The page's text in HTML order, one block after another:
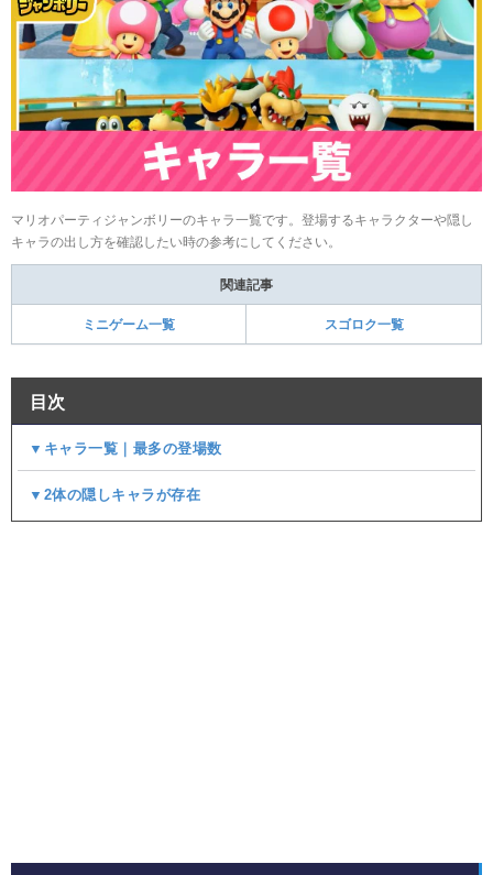
マリオパーティジャンボリーのキャラ一覧です。登場するキャラクターや隠し
キャラの出し方を確認したい時の参考にしてください。
関連記事
ミニゲーム一覧 スゴロク一覧
目次
▼キャラ一覧｜最多の登場数
▼2体の隠しキャラが存在